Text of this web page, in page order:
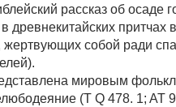
рассказ об осаде
древнекитайских притчах
жертвующих собой ради
мировым
(Т Q 478. 1; AT